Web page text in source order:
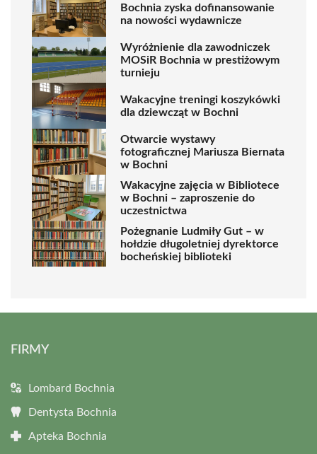
Bochnia zyska dofinansowanie
na nowości wydawnicze
Wyróżnienie dla zawodniczek
MOSiR Bochnia w prestiżowym
turnieju
Wakacyjne treningi koszykówki
dla dziewcząt w Bochni
Otwarcie wystawy
fotograficznej Mariusza Biernata
w Bochni
Wakacyjne zajęcia w Bibliotece
w Bochni – zaproszenie do
uczestnictwa
Pożegnanie Ludmiły Gut – w
hołdzie długoletniej dyrektorce
bocheńskiej biblioteki
FIRMY
Lombard Bochnia
Dentysta Bochnia
Apteka Bochnia